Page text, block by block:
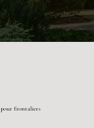
pour frontaliers